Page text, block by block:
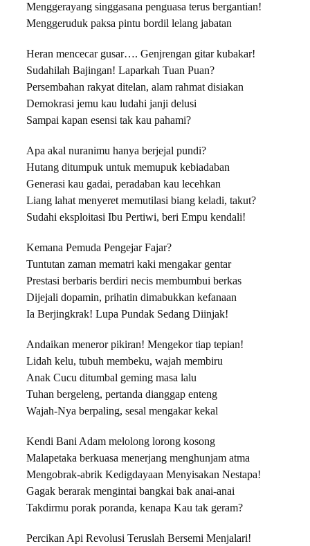
Menggerayang singgasana penguasa terus bergantian!
Menggeruduk paksa pintu bordil lelang jabatan
Heran mencecar gusar…. Genjrengan gitar kubakar!
Sudahilah Bajingan! Laparkah Tuan Puan?
Persembahan rakyat ditelan, alam rahmat disiakan
Demokrasi jemu kau ludahi janji delusi
Sampai kapan esensi tak kau pahami?
Apa akal nuranimu hanya berjejal pundi?
Hutang ditumpuk untuk memupuk kebiadaban
Generasi kau gadai, peradaban kau lecehkan
Liang lahat menyeret memutilasi biang keladi, takut?
Sudahi eksploitasi Ibu Pertiwi, beri Empu kendali!
Kemana Pemuda Pengejar Fajar?
Tuntutan zaman mematri kaki mengakar gentar
Prestasi berbaris berdiri necis membumbui berkas
Dijejali dopamin, prihatin dimabukkan kefanaan
Ia Berjingkrak! Lupa Pundak Sedang Diinjak!
Andaikan meneror pikiran! Mengekor tiap tepian!
Lidah kelu, tubuh membeku, wajah membiru
Anak Cucu ditumbal geming masa lalu
Tuhan bergeleng, pertanda dianggap enteng
Wajah-Nya berpaling, sesal mengakar kekal
Kendi Bani Adam melolong lorong kosong
Malapetaka berkuasa menerjang menghunjam atma
Mengobrak-abrik Kedigdayaan Menyisakan Nestapa!
Gagak berarak mengintai bangkai bak anai-anai
Takdirmu porak poranda, kenapa Kau tak geram?
Percikan Api Revolusi Teruslah Bersemi Menjalari!